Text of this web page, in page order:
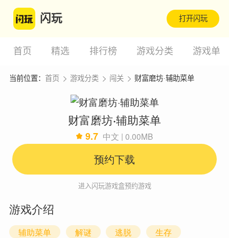
闪玩 打开闪玩
首页 精选 排行榜 游戏分类 游戏单
当前位置： 首页 游戏分类 闯关 财富磨坊·辅助菜单
财富磨坊·辅助菜单
9.7 中文 | 0.00MB
预约下载
进入闪玩游戏盒预约游戏
游戏介绍
辅助菜单 解谜 逃脱 生存